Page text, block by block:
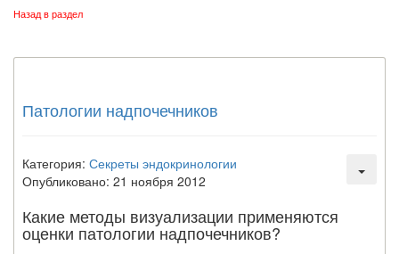
Назад в раздел
Патологии надпочечников
Категория: Секреты эндокринологии
Опубликовано: 21 ноября 2012
Какие методы визуализации применяются
оценки патологии надпочечников?